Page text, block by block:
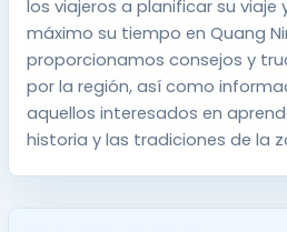
los viajeros a planificar su viaje
máximo su tiempo en Quang
proporcionamos consejos y
por la región, así como
aquellos interesados en
historia y las tradiciones de la